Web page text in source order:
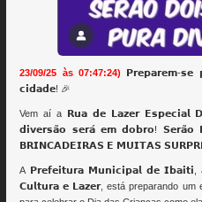
23/09/25 às 07:47:24)
𝗣𝗿𝗲𝗽𝗮𝗿𝗲𝗺-𝘀𝗲
𝗰𝗶𝗱𝗮𝗱𝗲! 🎉
Vem aí a 𝗥𝘂𝗮 𝗱𝗲 𝗟𝗮𝘇𝗲𝗿 𝗘𝘀𝗽𝗲𝗰𝗶𝗮𝗹
𝗱𝗶𝘃𝗲𝗿𝘀𝗮̃𝗼 𝘀𝗲𝗿𝗮́ 𝗲𝗺 𝗱𝗼𝗯𝗿𝗼!
𝗕𝗥𝗜𝗡𝗖𝗔𝗗𝗘𝗜𝗥𝗔𝗦 𝗘 𝗠𝗨𝗜𝗧𝗔𝗦
A 𝗣𝗿𝗲𝗳𝗲𝗶𝘁𝘂𝗿𝗮 𝗠𝘂𝗻𝗶𝗰𝗶𝗽𝗮𝗹 𝗱𝗲
𝗖𝘂𝗹𝘁𝘂𝗿𝗮 𝗲 𝗟𝗮𝘇𝗲𝗿, está preparando um